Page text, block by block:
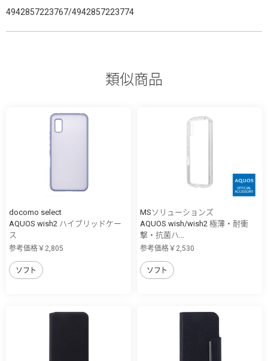
4942857223767/4942857223774
類似商品
docomo select
AQUOS wish2 ハイブリッドケー
ス
参考価格￥2,805
ソフト
MSソリューションズ
AQUOS wish/wish2 極薄・耐衝
撃・抗菌ハ...
参考価格￥2,530
ソフト